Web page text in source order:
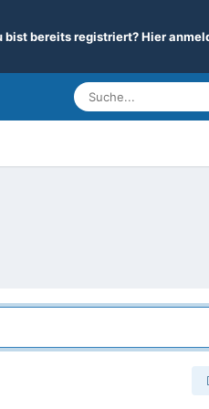
bist bereits registriert? Hier